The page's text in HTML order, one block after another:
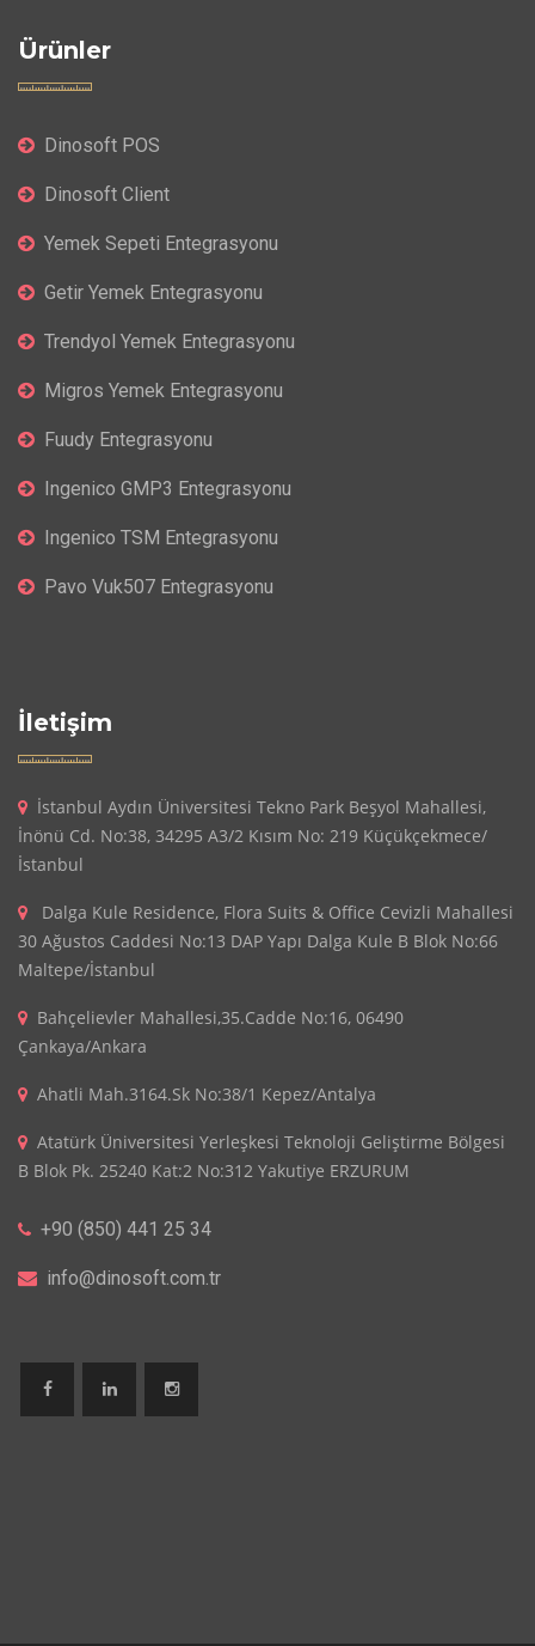
Ürünler
Dinosoft POS
Dinosoft Client
Yemek Sepeti Entegrasyonu
Getir Yemek Entegrasyonu
Trendyol Yemek Entegrasyonu
Migros Yemek Entegrasyonu
Fuudy Entegrasyonu
Ingenico GMP3 Entegrasyonu
Ingenico TSM Entegrasyonu
Pavo Vuk507 Entegrasyonu
İletişim
İstanbul Aydın Üniversitesi Tekno Park Beşyol Mahallesi,
İnönü Cd. No:38, 34295 A3/2 Kısım No: 219 Küçükçekmece/
İstanbul
Dalga Kule Residence, Flora Suits & Office Cevizli Mahallesi
30 Ağustos Caddesi No:13 DAP Yapı Dalga Kule B Blok No:66
Maltepe/İstanbul
Bahçelievler Mahallesi,35.Cadde No:16, 06490
Çankaya/Ankara
Ahatli Mah.3164.Sk No:38/1 Kepez/Antalya
Atatürk Üniversitesi Yerleşkesi Teknoloji Geliştirme Bölgesi
B Blok Pk. 25240 Kat:2 No:312 Yakutiye ERZURUM
+90 (850) 441 25 34
info@dinosoft.com.tr